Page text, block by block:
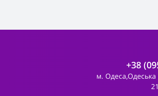
+38
м. Одеса,Одеська